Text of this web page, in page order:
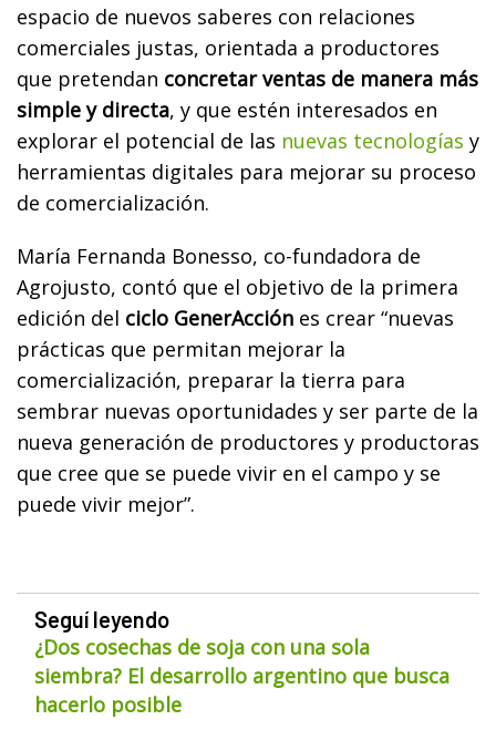
espacio de nuevos saberes con relaciones
comerciales justas, orientada a productores
que pretendan concretar ventas de manera más
simple y directa, y que estén interesados en
explorar el potencial de las nuevas tecnologías y
herramientas digitales para mejorar su proceso
de comercialización.
María Fernanda Bonesso, co-fundadora de
Agrojusto, contó que el objetivo de la primera
edición del ciclo GenerAcción es crear “nuevas
prácticas que permitan mejorar la
comercialización, preparar la tierra para
sembrar nuevas oportunidades y ser parte de la
nueva generación de productores y productoras
que cree que se puede vivir en el campo y se
puede vivir mejor”.
Seguí leyendo
¿Dos cosechas de soja con una sola
siembra? El desarrollo argentino que busca
hacerlo posible